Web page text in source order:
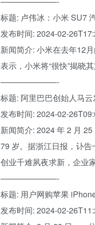
标题: 卢伟冰：小米 SU7
发布时间: 2024-02-
新闻简介: 小米在去年12
表示，小米将“很快”揭晓
———————-
标题: 阿里巴巴创始人马
发布时间: 2024-02-
新闻简介: 2024 年 2 月
79 岁。据浙江日报，讣告
创业千难夙夜求新，企业
———————-
标题: 用户网购苹果
发布时间: 2024-02-